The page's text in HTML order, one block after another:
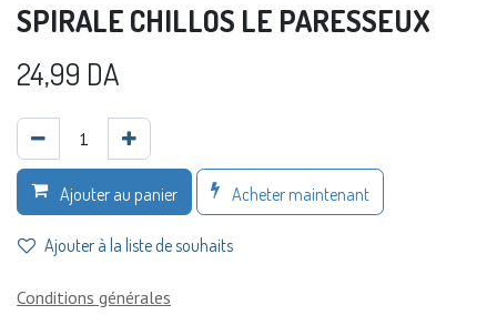
SPIRALE CHILLOS LE PARESSEUX
24,99 DA
Ajouter au panier Acheter maintenant
Ajouter à la liste de souhaits
Conditions générales